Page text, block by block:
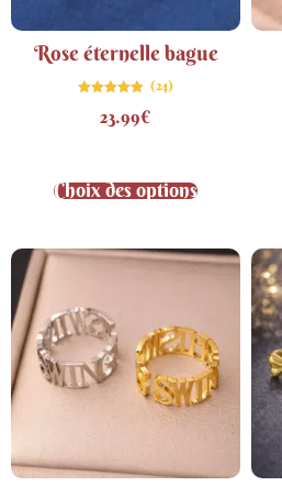
Rose éternelle bague
4.88
sur 5
(24)
23.99€
Choix des options